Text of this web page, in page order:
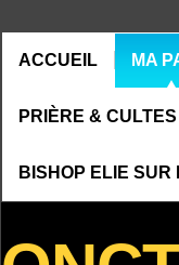
ACCUEIL MA
PRIÈRE &
BISHOP ELIE SUR